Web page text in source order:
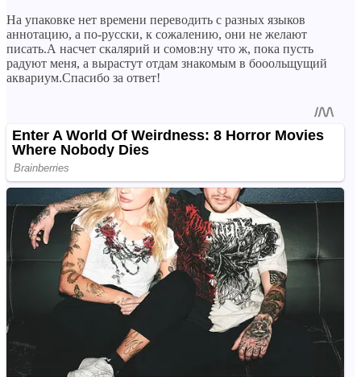
На упаковке нет времени переводить с разных языков
аннотацию, а по-русски, к сожалению, они не желают
писать.А насчет скалярий и сомов:ну что ж, пока пусть
радуют меня, а вырастут отдам знакомым в бооольщущий
аквариум.Спасибо за ответ!